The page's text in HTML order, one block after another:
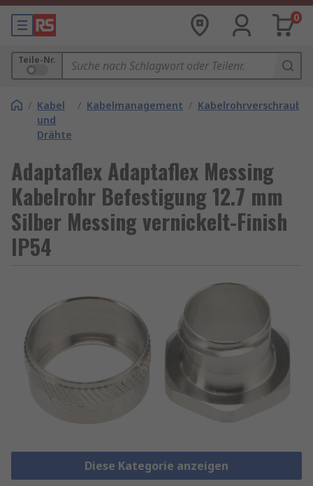
0
Teile-Nr.
/ Kabel
und
Drähte
/ Kabelmanagement /
Adaptaflex Adaptaflex Messing
Kabelrohr Befestigung 12.7 mm
Silber Messing vernickelt-Finish
IP54
Diese Kategorie anzeigen